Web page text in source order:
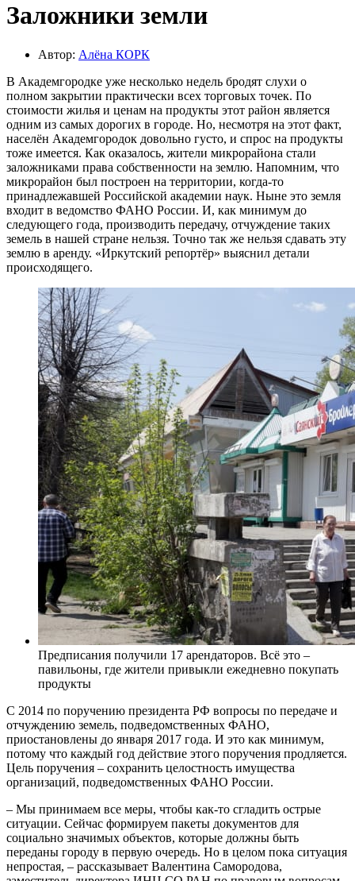
Заложники земли
Автор: Алёна КОРК
В Академгородке уже несколько недель бродят слухи о
полном закрытии практически всех торговых точек. По
стоимости жилья и ценам на продукты этот район является
одним из самых дорогих в городе. Но, несмотря на этот факт,
населён Академгородок довольно густо, и спрос на продукты
тоже имеется. Как оказалось, жители микрорайона стали
заложниками права собственности на землю. Напомним, что
микрорайон был построен на территории, когда-то
принадлежавшей Российской академии наук. Ныне это земля
входит в ведомство ФАНО России. И, как минимум до
следующего года, производить передачу, отчуждение таких
земель в нашей стране нельзя. Точно так же нельзя сдавать эту
землю в аренду. «Иркутский репортёр» выяснил детали
происходящего.
Предписания получили 17 арендаторов. Всё это –
павильоны, где жители привыкли ежедневно покупать
продукты
С 2014 по поручению президента РФ вопросы по передаче и
отчуждению земель, подведомственных ФАНО,
приостановлены до января 2017 года. И это как минимум,
потому что каждый год действие этого поручения продляется.
Цель поручения – сохранить целостность имущества
организаций, подведомственных ФАНО России.
– Мы принимаем все меры, чтобы как-то сгладить острые
ситуации. Сейчас формируем пакеты документов для
социально значимых объектов, которые должны быть
переданы городу в первую очередь. Но в целом пока ситуация
непростая, – рассказывает Валентина Самородова,